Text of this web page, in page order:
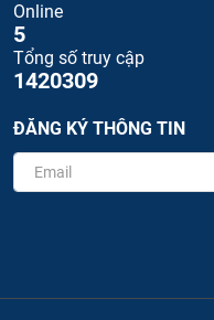
Online
5
Tổng số truy cập
1420309
ĐĂNG KÝ THÔNG TIN